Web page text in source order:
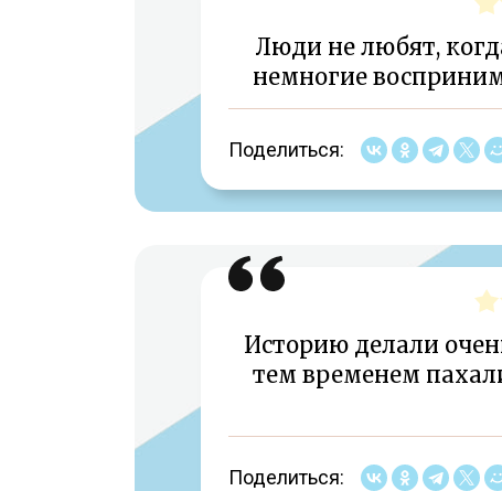
Люди не любят,
немногие
Поделиться:
Историю делали
тем временем
Поделиться: